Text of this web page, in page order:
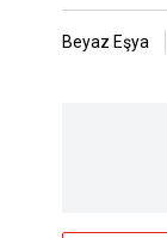
Beyaz Eşya